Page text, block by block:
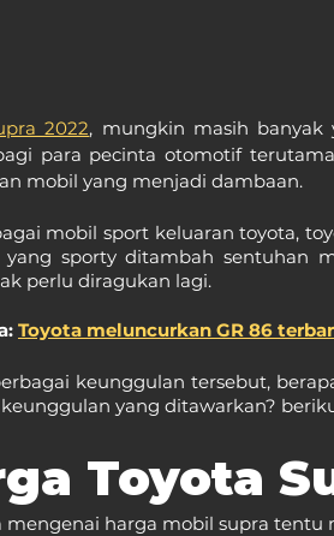
2022, mungkin masih banyak
para pecinta otomotif
mobil yang menjadi dambaan.
mobil sport keluaran toyota,
sporty ditambah sentuhan
perlu diragukan lagi.
Toyota meluncurkan GR 86
keunggulan tersebut,
yang ditawarkan?
Toyota
mengenai harga mobil supra